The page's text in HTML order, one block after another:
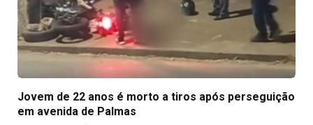
Jovem de 22 anos é morto a tiros após perseguição
em avenida de Palmas